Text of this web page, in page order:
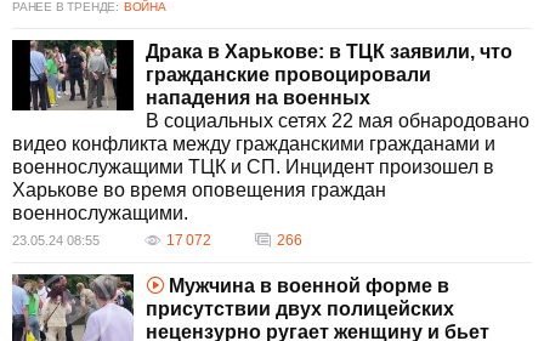
РАНЕЕ В ТРЕНДЕ: ВОЙНА
Драка в Харькове: в ТЦК заявили, что
гражданские провоцировали
нападения на военных
В социальных сетях 22 мая обнародовано
видео конфликта между гражданскими гражданами и
военнослужащими ТЦК и СП. Инцидент произошел в
Харькове во время оповещения граждан
военнослужащими.
23.05.24 08:55 17 072 266
Мужчина в военной форме в
присутствии двух полицейских
нецензурно ругает женщину и бьет